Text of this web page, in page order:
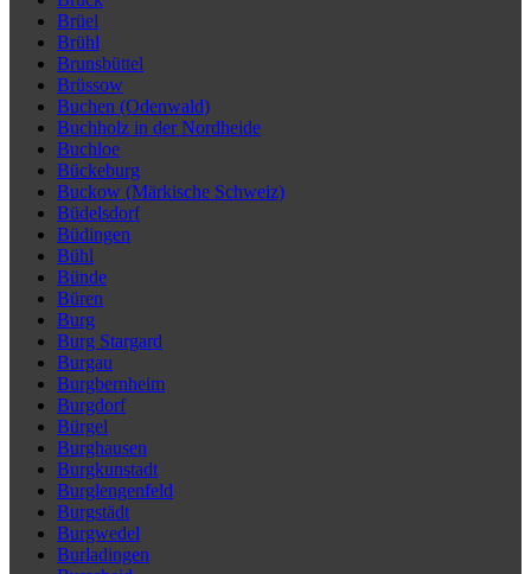
Brüel
Brühl
Brunsbüttel
Brüssow
Buchen (Odenwald)
Buchholz in der Nordheide
Buchloe
Bückeburg
Buckow (Märkische Schweiz)
Büdelsdorf
Büdingen
Bühl
Bünde
Büren
Burg
Burg Stargard
Burgau
Burgbernheim
Burgdorf
Bürgel
Burghausen
Burgkunstadt
Burglengenfeld
Burgstädt
Burgwedel
Burladingen